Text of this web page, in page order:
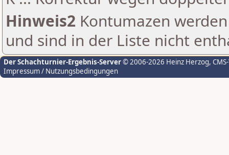
Hinweis2 Kontumazen
und sind in der Liste nicht
Der Schachturnier-Ergebnis-Server© 2006-2026 Heinz Herzog,
Impressum / Nutzungsbedingungen